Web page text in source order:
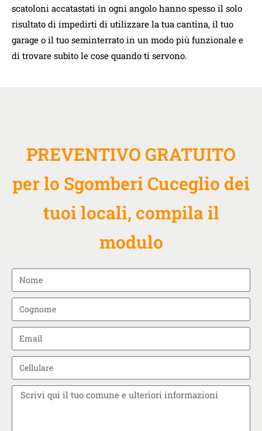
scatoloni accatastati in ogni angolo hanno spesso il solo
risultato di impedirti di utilizzare la tua cantina, il tuo
garage o il tuo seminterrato in un modo più funzionale e
di trovare subito le cose quando ti servono.
PREVENTIVO GRATUITO
per lo Sgomberi Cuceglio dei
tuoi locali, compila il
modulo